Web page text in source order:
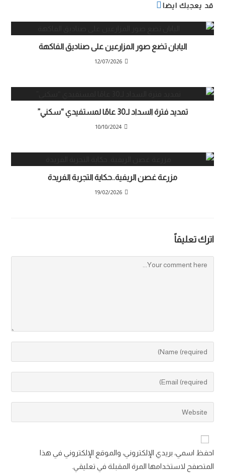
إطلاق ورش تدريبية افتراضية في فنون المسرح
قد يعجبك ايضا
اليابان تضع صور المزارعين على صناديق الفاكهة
12/07/2026
تمديد فترة السداد لـ30 عامًا لمستفيدي “سكني”
10/10/2024
مزرعة غصن الريفية..حكاية التجربة الفريدة
19/02/2026
اترك تعليقاً
احفظ اسمي، بريدي الإلكتروني، والموقع الإلكتروني في هذا
المتصفح لاستخدامها المرة المقبلة في تعليقي.